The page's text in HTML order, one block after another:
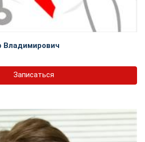
Владимирович
Записаться